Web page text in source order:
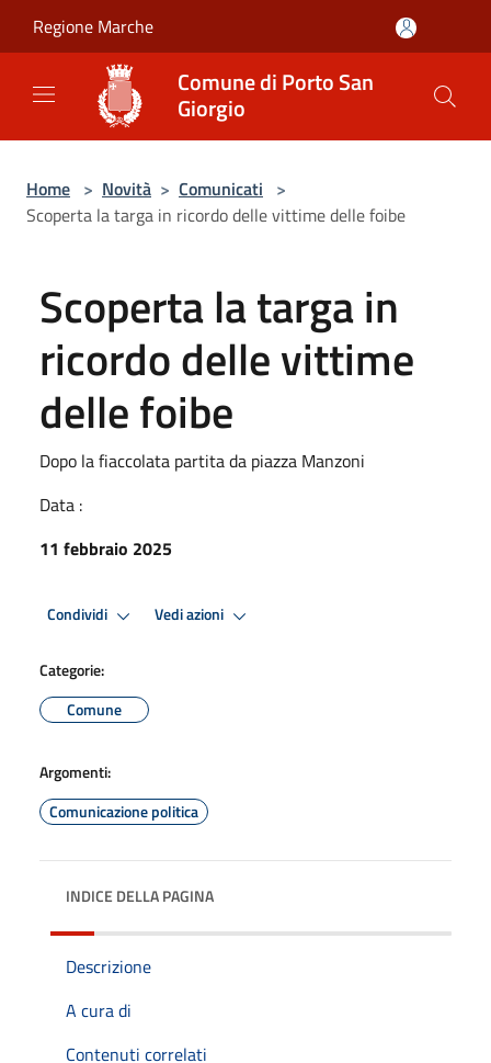
Regione Marche
Comune di Porto San
Giorgio
Home > Novità > Comunicati >
Scoperta la targa in ricordo delle vittime delle foibe
Scoperta la targa in
ricordo delle vittime
delle foibe
Dopo la fiaccolata partita da piazza Manzoni
Data :
11 febbraio 2025
Condividi Vedi azioni
Categorie:
Comune
Argomenti:
Comunicazione politica
INDICE DELLA PAGINA
Descrizione
A cura di
Contenuti correlati